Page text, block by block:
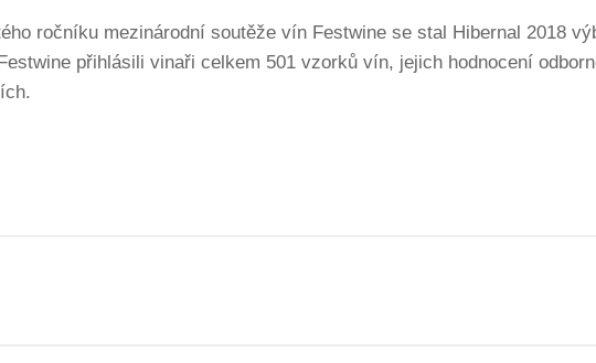
ročníku mezinárodní soutěže vín Festwine se stal Hibernal 2018
přihlásili vinaři celkem 501 vzorků vín, jejich hodnocení